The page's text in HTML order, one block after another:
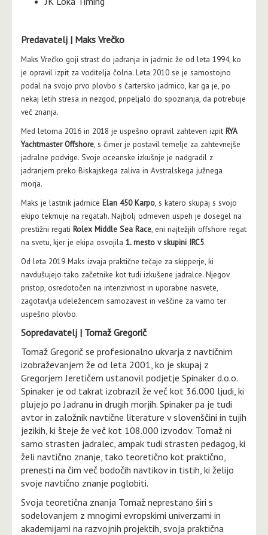
Predavatelj | Maks Vrečko
Maks Vrečko goji strast do jadranja in jadrnic že od leta 1994, ko
je opravil izpit za voditelja čolna. Leta 2010 se je samostojno
podal na svojo prvo plovbo s čartersko jadrnico, kar ga je, po
nekaj letih stresa in nezgod, pripeljalo do spoznanja, da potrebuje
več znanja.
Med letoma 2016 in 2018 je uspešno opravil zahteven izpit RYA
Yachtmaster Offshore, s čimer je postavil temelje za zahtevnejše
jadralne podvige. Svoje oceanske izkušnje je nadgradil z
jadranjem preko Biskajskega zaliva in Avstralskega južnega
morja.
Maks je lastnik jadrnice Elan 450 Karpo, s katero skupaj s svojo
ekipo tekmuje na regatah. Najbolj odmeven uspeh je dosegel na
prestižni regati Rolex Middle Sea Race, eni najtežjih offshore regat
na svetu, kjer je ekipa osvojila 1. mesto v skupini IRC5.
Od leta 2019 Maks izvaja praktične tečaje za skipperje, ki
navdušujejo tako začetnike kot tudi izkušene jadralce. Njegov
pristop, osredotočen na intenzivnost in uporabne nasvete,
zagotavlja udeležencem samozavest in veščine za varno ter
uspešno plovbo.
Sopredavatelj | Tomaž Gregorič
Tomaž Gregorič se profesionalno ukvarja z navtičnim
izobraževanjem že od leta 2001, ko je skupaj z
Gregorjem Jeretičem ustanovil podjetje Spinaker d.o.o.
Spinaker je od takrat izobrazil že več kot 36.000 ljudi, ki
plujejo po Jadranu in drugih morjih. Spinaker pa je tudi
avtor in založnik navtične literature v slovenščini in tujih
jezikih, ki šteje že več kot 108.000 izvodov. Tomaž ni
samo strasten jadralec, ampak tudi strasten pedagog, ki
želi navtično znanje, tako teoretično kot praktično,
prenesti na čim več bodočih navtikov in tistih, ki želijo
svoje navtično znanje poglobiti.
Svoja teoretična znanja Tomaž neprestano širi s
sodelovanjem z mnogimi evropskimi univerzami in
akademijami na razvojnih projektih, svoja praktična